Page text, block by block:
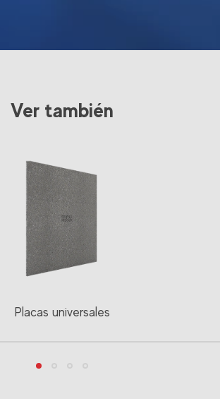
Ver también
Placas universales